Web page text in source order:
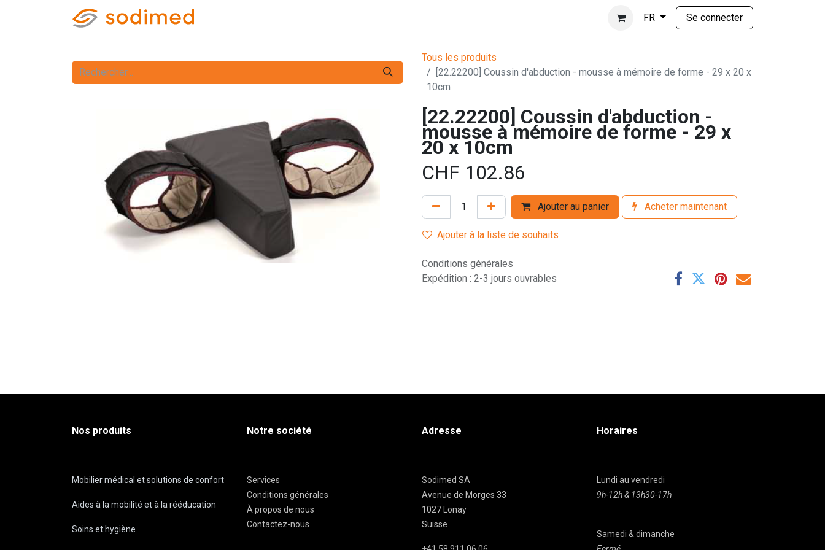
FR Se connecter
Tous les produits
[22.22200] Coussin d'abduction - mousse à mémoire de forme - 29 x 20 x
10cm
[22.22200] Coussin d'abduction -
mousse à mémoire de forme - 29 x
20 x 10cm
CHF 102.86
Ajouter au panier Acheter maintenant
Ajouter à la liste de souhaits
Conditions générales
Expédition : 2-3 jours ouvrables
Nos produits
Mobilier médical et solutions de confort
Aides à la mobilité et à la rééducation
Soins et hygiène
Notre société
Services
Conditions générales
À propos de nous
Contactez-nous
Adresse
Sodimed SA
Avenue de Morges 33
1027 Lonay
Suisse
Horaires
Lundi au vendredi
9h-12h & 13h30-17h
Samedi & dimanche